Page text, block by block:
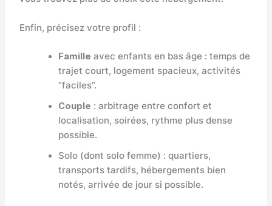
Enfin, précisez votre profil :
Famille avec enfants en bas âge : temps de
trajet court, logement spacieux, activités
“faciles”.
Couple : arbitrage entre confort et
localisation, soirées, rythme plus dense
possible.
Solo (dont solo femme) : quartiers,
transports tardifs, hébergements bien
notés, arrivée de jour si possible.